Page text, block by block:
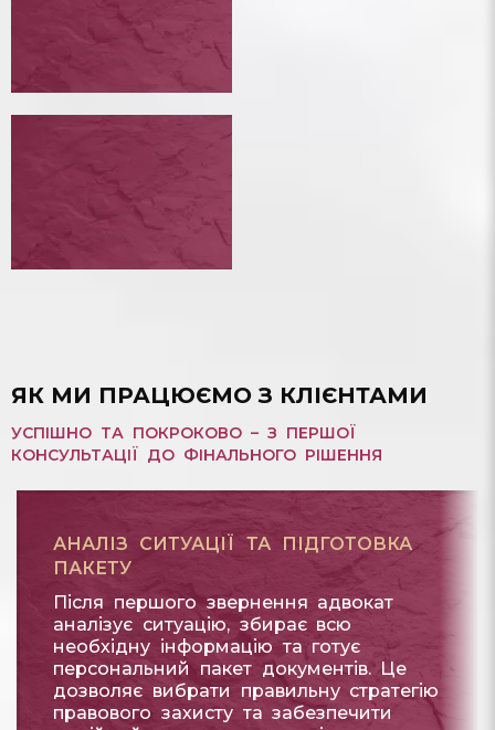
ЯК МИ ПРАЦЮЄМО З КЛІЄНТАМИ
УСПІШНО ТА ПОКРОКОВО – З ПЕРШОЇ
КОНСУЛЬТАЦІЇ ДО ФІНАЛЬНОГО РІШЕННЯ
АНАЛІЗ СИТУАЦІЇ ТА ПІДГОТОВКА
ПАКЕТУ
Після першого звернення адвокат
аналізує ситуацію, збирає всю
необхідну інформацію та готує
персональний пакет документів. Це
дозволяє вибрати правильну стратегію
правового захисту та забезпечити